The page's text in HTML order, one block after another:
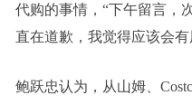
代购的事情，“下午留言，
直在道歉，我觉得应该会有
鲍跃忠认为，从山姆、